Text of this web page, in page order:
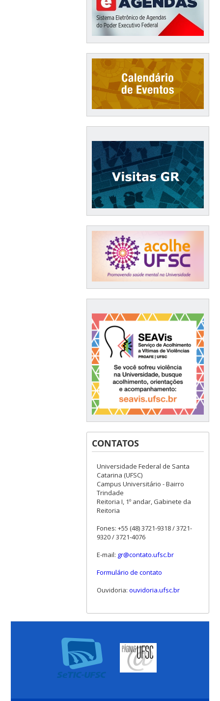
CONTATOS
Universidade Federal de Santa
Catarina (UFSC)
Campus Universitário - Bairro
Trindade
Reitoria I, 1º andar, Gabinete da
Reitoria
Fones: +55 (48) 3721-9318 / 3721-
9320 / 3721-4076
E-mail: gr@contato.ufsc.br
Formulário de contato
Ouvidoria: ouvidoria.ufsc.br